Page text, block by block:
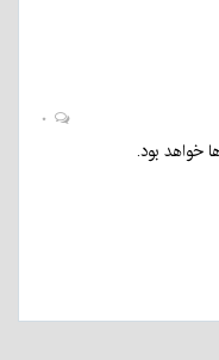
خواهد بود.